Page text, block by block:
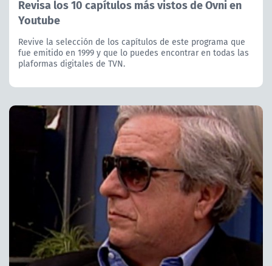
Revisa los 10 capítulos más vistos de Ovni en
Youtube
Revive la selección de los capítulos de este programa que
fue emitido en 1999 y que lo puedes encontrar en todas las
plaformas digitales de TVN.